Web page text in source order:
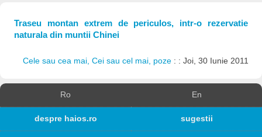
Traseu montan extrem de periculos, intr-o rezervatie
naturala din muntii Chinei
Cele sau cea mai, Cei sau cel mai, poze : : Joi, 30 Iunie 2011
Ro En
despre haios.ro sugestii